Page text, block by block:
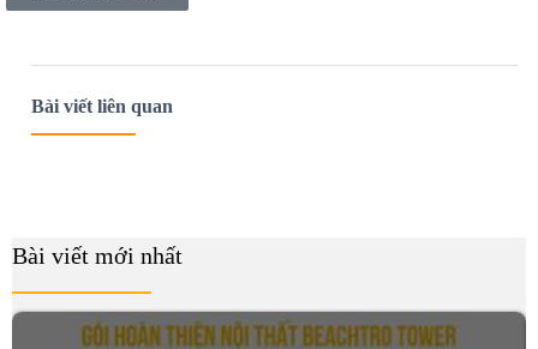
Bài viết liên quan
Bài viết mới nhất